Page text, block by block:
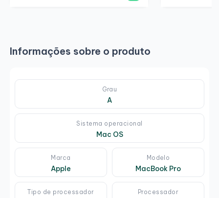
Informações sobre o produto
Grau
A
Sistema operacional
Mac OS
Marca
Apple
Modelo
MacBook Pro
Tipo de processador Processador